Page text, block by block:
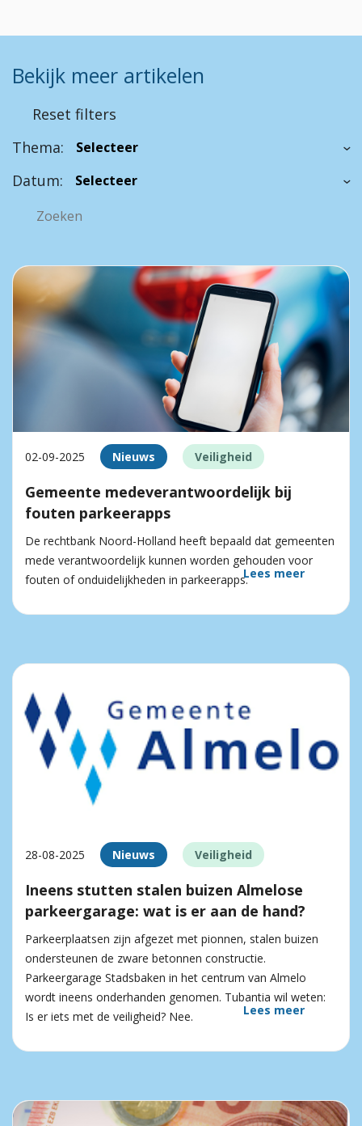
Bekijk meer artikelen
Reset filters
Thema:
Datum:
02-09-2025 Nieuws Veiligheid
Gemeente medeverantwoordelijk bij
fouten parkeerapps
De rechtbank Noord-Holland heeft bepaald dat gemeenten
mede verantwoordelijk kunnen worden gehouden voor
fouten of onduidelijkheden in parkeerapps.Lees meer
28-08-2025 Nieuws Veiligheid
Ineens stutten stalen buizen Almelose
parkeergarage: wat is er aan de hand?
Parkeerplaatsen zijn afgezet met pionnen, stalen buizen
ondersteunen de zware betonnen constructie.
Parkeergarage Stadsbaken in het centrum van Almelo
wordt ineens onderhanden genomen. Tubantia wil weten:
Is er iets met de veiligheid? Nee.
Lees meer